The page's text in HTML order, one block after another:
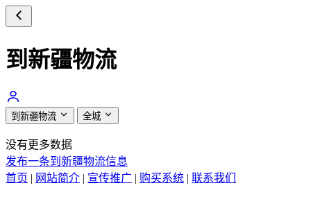
到新疆物流
到新疆物流 全城
没有更多数据
发布一条到新疆物流信息
首页 | 网站简介 | 宣传推广 | 购买系统 | 联系我们